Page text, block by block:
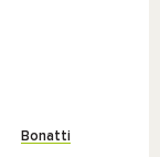
Bonatti